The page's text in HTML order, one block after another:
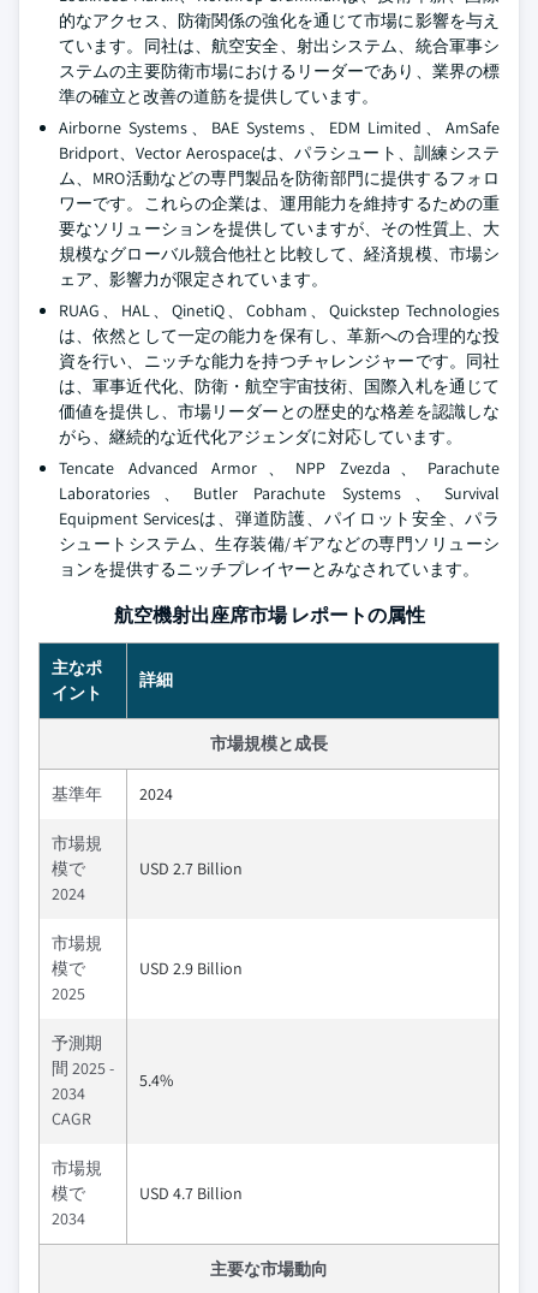
的なアクセス、防衛関係の強化を通じて市場に影響を与え
ています。同社は、航空安全、射出システム、統合軍事シ
ステムの主要防衛市場におけるリーダーであり、業界の標
準の確立と改善の道筋を提供しています。
Airborne Systems、BAE Systems、EDM Limited、AmSafe
Bridport、Vector Aerospaceは、パラシュート、訓練システ
ム、MRO活動などの専門製品を防衛部門に提供するフォロ
ワーです。これらの企業は、運用能力を維持するための重
要なソリューションを提供していますが、その性質上、大
規模なグローバル競合他社と比較して、経済規模、市場シ
ェア、影響力が限定されています。
RUAG、HAL、QinetiQ、Cobham、Quickstep Technologies
は、依然として一定の能力を保有し、革新への合理的な投
資を行い、ニッチな能力を持つチャレンジャーです。同社
は、軍事近代化、防衛・航空宇宙技術、国際入札を通じて
価値を提供し、市場リーダーとの歴史的な格差を認識しな
がら、継続的な近代化アジェンダに対応しています。
Tencate Advanced Armor、NPP Zvezda、Parachute
Laboratories、Butler Parachute Systems、Survival
Equipment Servicesは、弾道防護、パイロット安全、パラ
シュートシステム、生存装備/ギアなどの専門ソリューシ
ョンを提供するニッチプレイヤーとみなされています。
航空機射出座席市場 レポートの属性
主なポ
イント
詳細
市場規模と成長
基準年 2024
市場規
模で
2024
USD 2.7 Billion
市場規
模で
2025
USD 2.9 Billion
予測期
間 2025 -
2034
CAGR
5.4%
市場規
模で
2034
USD 4.7 Billion
主要な市場動向